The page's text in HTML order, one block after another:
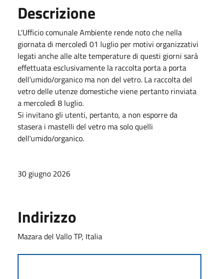
Descrizione
L'Ufficio comunale Ambiente rende noto che nella
giornata di mercoledì 01 luglio per motivi organizzativi
legati anche alle alte temperature di questi giorni sarà
effettuata esclusivamente la raccolta porta a porta
dell'umido/organico ma non del vetro. La raccolta del
vetro delle utenze domestiche viene pertanto rinviata
a mercoledì 8 luglio.
Si invitano gli utenti, pertanto, a non esporre da
stasera i mastelli del vetro ma solo quelli
dell'umido/organico.
30 giugno 2026
Indirizzo
Mazara del Vallo TP, Italia